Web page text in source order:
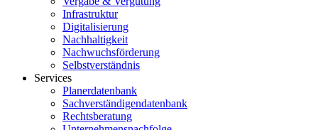
Infrastruktur
Digitalisierung
Nachhaltigkeit
Nachwuchsförderung
Selbstverständnis
Services
Planerdatenbank
Sachverständigendatenbank
Rechtsberatung